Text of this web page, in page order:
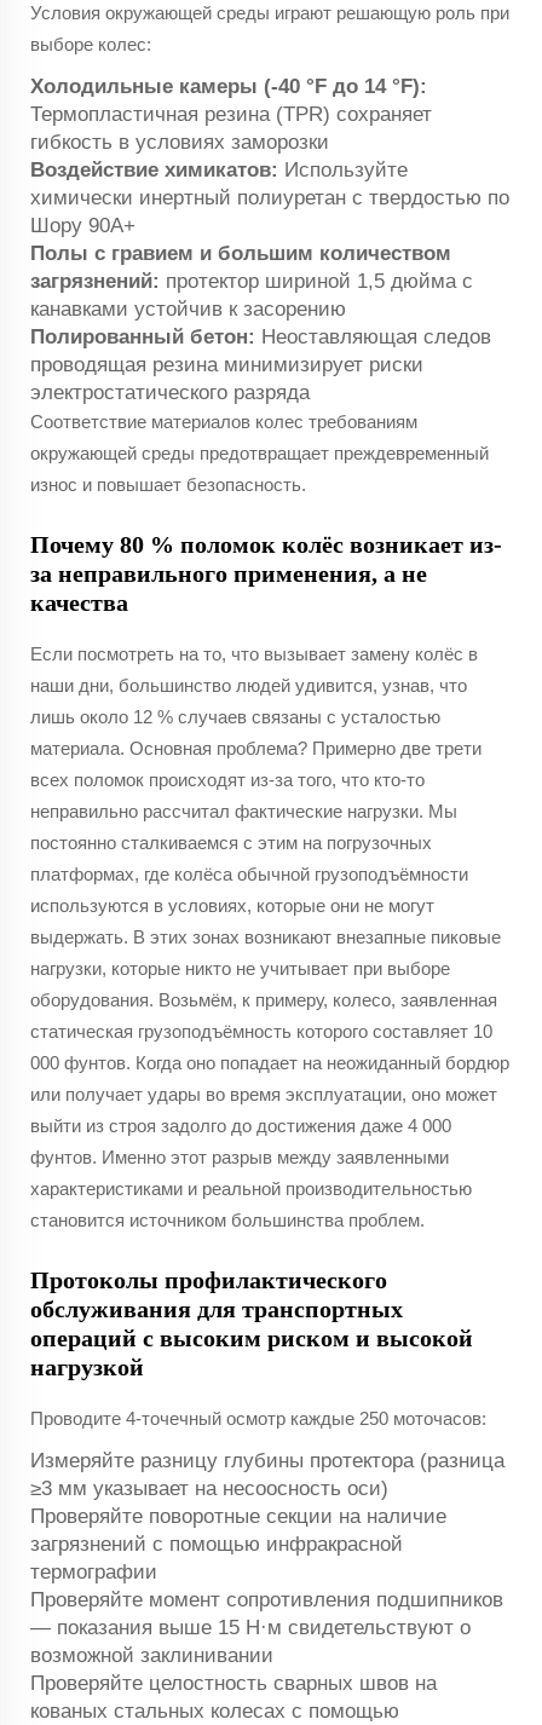
Условия окружающей среды играют решающую роль при
выборе колес:
Холодильные камеры (-40 °F до 14 °F):
Термопластичная резина (TPR) сохраняет
гибкость в условиях заморозки
Воздействие химикатов: Используйте
химически инертный полиуретан с твердостью по
Шору 90A+
Полы с гравием и большим количеством
загрязнений: протектор шириной 1,5 дюйма с
канавками устойчив к засорению
Полированный бетон: Неоставляющая следов
проводящая резина минимизирует риски
электростатического разряда
Соответствие материалов колес требованиям
окружающей среды предотвращает преждевременный
износ и повышает безопасность.
Почему 80 % поломок колёс возникает из-
за неправильного применения, а не
качества
Если посмотреть на то, что вызывает замену колёс в
наши дни, большинство людей удивится, узнав, что
лишь около 12 % случаев связаны с усталостью
материала. Основная проблема? Примерно две трети
всех поломок происходят из-за того, что кто-то
неправильно рассчитал фактические нагрузки. Мы
постоянно сталкиваемся с этим на погрузочных
платформах, где колёса обычной грузоподъёмности
используются в условиях, которые они не могут
выдержать. В этих зонах возникают внезапные пиковые
нагрузки, которые никто не учитывает при выборе
оборудования. Возьмём, к примеру, колесо, заявленная
статическая грузоподъёмность которого составляет 10
000 фунтов. Когда оно попадает на неожиданный бордюр
или получает удары во время эксплуатации, оно может
выйти из строя задолго до достижения даже 4 000
фунтов. Именно этот разрыв между заявленными
характеристиками и реальной производительностью
становится источником большинства проблем.
Протоколы профилактического
обслуживания для транспортных
операций с высоким риском и высокой
нагрузкой
Проводите 4-точечный осмотр каждые 250 моточасов:
Измеряйте разницу глубины протектора (разница
≥3 мм указывает на несоосность оси)
Проверяйте поворотные секции на наличие
загрязнений с помощью инфракрасной
термографии
Проверяйте момент сопротивления подшипников
— показания выше 15 Н·м свидетельствуют о
возможной заклинивании
Проверяйте целостность сварных швов на
кованых стальных колесах с помощью